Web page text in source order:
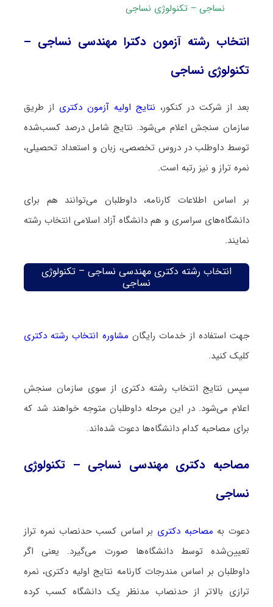
نساجی – تکنولوژی نساجی
انتخاب رشته آزمون دکترا مهندسی نساجی –
تکنولوژی نساجی
بعد از شرکت در کنکور، نتایج اولیه آزمون دکتری از طریق
سازمان سنجش اعلام می‌شود. نتایج شامل درصد کسب‌شده
توسط داوطلب در دروس تخصصی، زبان و استعداد تحصیلی،
نمره تراز و نیز رتبه است.
بر اساس اطلاعات کارنامه، داوطلبان می‌توانند هم برای
دانشگاه‌های سراسری و هم دانشگاه آزاد اسلامی انتخاب رشته
نمایند.
انتخاب رشته دکتری مهندسی نساجی – تکنولوژی
نساجی
جهت استفاده از خدمات رایگان مشاوره انتخاب رشته دکتری
کلیک کنید.
سپس نتایج انتخاب رشته دکتری از سوی سازمان سنجش
اعلام می‌شود. در این مرحله داوطلبان متوجه خواهند شد که
برای مصاحبه کدام دانشگاه‌ها دعوت شده‌اند.
مصاحبه دکتری مهندسی نساجی – تکنولوژی
نساجی
دعوت به مصاحبه دکتری بر اساس کسب حدنصاب نمره تراز
تعیین‌شده توسط دانشگاه‌ها صورت می‌گیرد. یعنی اگر
داوطلبان بر اساس مندرجات کارنامه نتایج اولیه دکتری، نمره
ترازی بالاتر از حدنصاب مدنظر یک دانشگاه کسب کرده